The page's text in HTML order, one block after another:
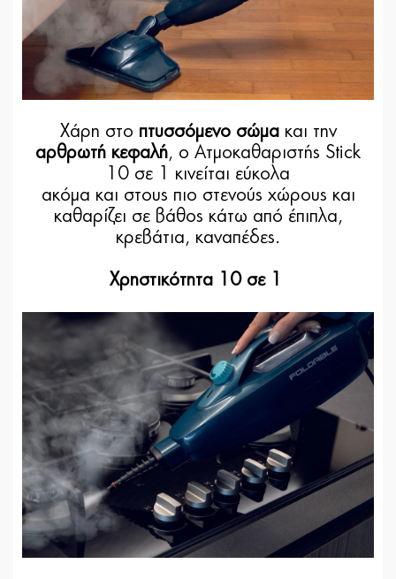
Χάρη στο πτυσσόμενο σώμακαι την
αρθρωτή κεφαλή, ο Ατμοκαθαριστής Stick
10 σε 1 κινείται εύκολα
ακόμα και στους πιο στενούς χώρους και
καθαρίζει σε βάθος κάτω από έπιπλα,
κρεβάτια, καναπέδες.
Χρηστικότητα 10 σε 1